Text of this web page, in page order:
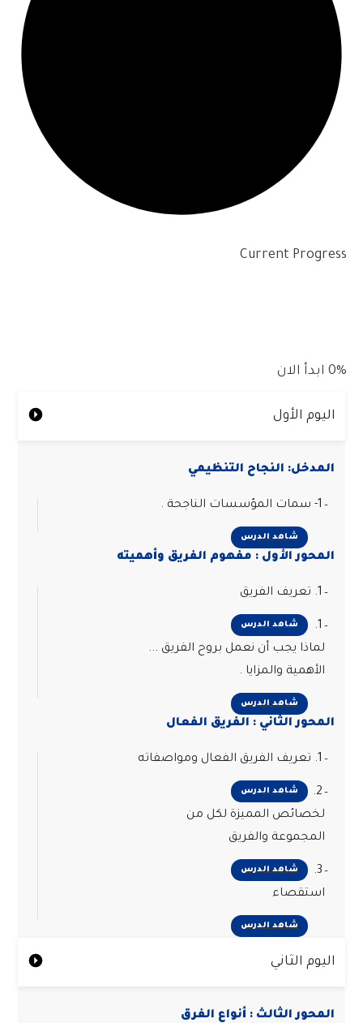
Current Progress
0% ابدأ الان
اليوم الأول
المدخل: النجاح التنظيمي
شاهد الدرس
المحور الأول : مفهوم الفريق وأهميته
شاهد الدرس
1.
لماذا يجب أن نعمل بروح الفريق ...
الأهمية والمزايا .
شاهد الدرس
المحور الثاني : الفريق الفعال
شاهد الدرس
2.
لخصائص المميزة لكل من
المجموعة والفريق
شاهد الدرس
3.
استقصاء
شاهد الدرس
اليوم الثاني
المحور الثالث : أنواع الفرق